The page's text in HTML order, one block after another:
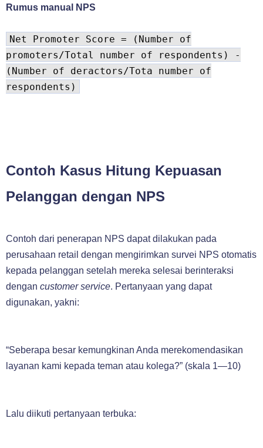
Rumus manual NPS
Net Promoter Score = (Number of
promoters/Total number of respondents) -
(Number of deractors/Tota number of
respondents)
Contoh Kasus Hitung Kepuasan
Pelanggan dengan NPS
Contoh dari penerapan NPS dapat dilakukan pada
perusahaan retail dengan mengirimkan survei NPS otomatis
kepada pelanggan setelah mereka selesai berinteraksi
dengan customer service. Pertanyaan yang dapat
digunakan, yakni:
“Seberapa besar kemungkinan Anda merekomendasikan
layanan kami kepada teman atau kolega?” (skala 1—10)
Lalu diikuti pertanyaan terbuka: